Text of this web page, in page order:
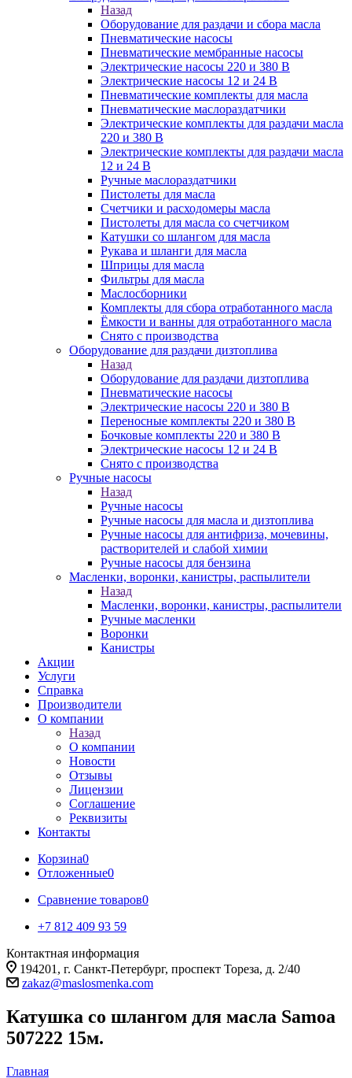
Назад
Оборудование для раздачи и сбора масла
Пневматические насосы
Пневматические мембранные насосы
Электрические насосы 220 и 380 В
Электрические насосы 12 и 24 В
Пневматические комплекты для масла
Пневматические маслораздатчики
Электрические комплекты для раздачи масла
220 и 380 В
Электрические комплекты для раздачи масла
12 и 24 В
Ручные маслораздатчики
Пистолеты для масла
Счетчики и расходомеры масла
Пистолеты для масла со счетчиком
Катушки со шлангом для масла
Рукава и шланги для масла
Шприцы для масла
Фильтры для масла
Маслосборники
Комплекты для сбора отработанного масла
Ёмкости и ванны для отработанного масла
Снято с производства
Оборудование для раздачи дизтоплива
Назад
Оборудование для раздачи дизтоплива
Пневматические насосы
Электрические насосы 220 и 380 В
Переносные комплекты 220 и 380 В
Бочковые комплекты 220 и 380 В
Электрические насосы 12 и 24 В
Снято с производства
Ручные насосы
Назад
Ручные насосы
Ручные насосы для масла и дизтоплива
Ручные насосы для антифриза, мочевины,
растворителей и слабой химии
Ручные насосы для бензина
Масленки, воронки, канистры, распылители
Назад
Масленки, воронки, канистры, распылители
Ручные масленки
Воронки
Канистры
Акции
Услуги
Справка
Производители
О компании
Назад
О компании
Новости
Отзывы
Лицензии
Соглашение
Реквизиты
Контакты
Корзина0
Отложенные0
Сравнение товаров0
+7 812 409 93 59
Контактная информация
194201, г. Санкт-Петербург, проспект Тореза, д. 2/40
zakaz@maslosmenka.com
Катушка со шлангом для масла Samoa
507222 15м.
Главная